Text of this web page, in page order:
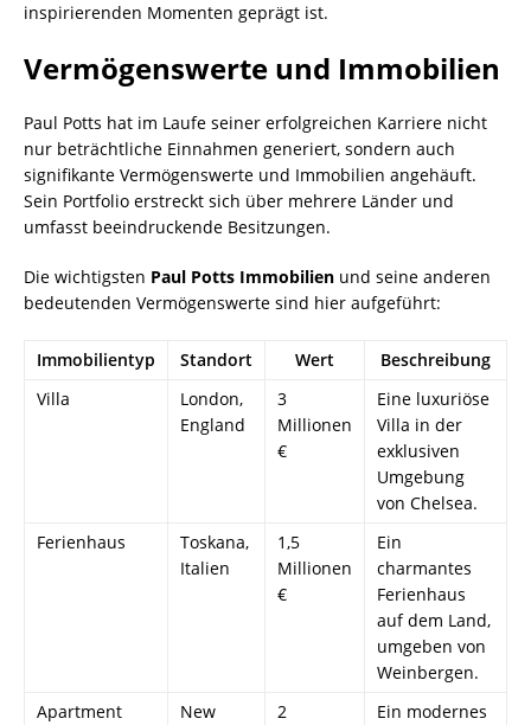
inspirierenden Momenten geprägt ist.
Vermögenswerte und Immobilien
Paul Potts hat im Laufe seiner erfolgreichen Karriere nicht
nur beträchtliche Einnahmen generiert, sondern auch
signifikante Vermögenswerte und Immobilien angehäuft.
Sein Portfolio erstreckt sich über mehrere Länder und
umfasst beeindruckende Besitzungen.
Die wichtigsten Paul Potts Immobilien und seine anderen
bedeutenden Vermögenswerte sind hier aufgeführt:
Immobilientyp Standort Wert
Beschreibung
Villa
London,
England
3
Millionen
€
Eine luxuriöse
Villa in der
exklusiven
Umgebung
von Chelsea.
Ferienhaus
Toskana,
Italien
1,5
Millionen
€
Ein
charmantes
Ferienhaus
auf dem Land,
umgeben von
Weinbergen.
Apartment
New
2
Ein modernes